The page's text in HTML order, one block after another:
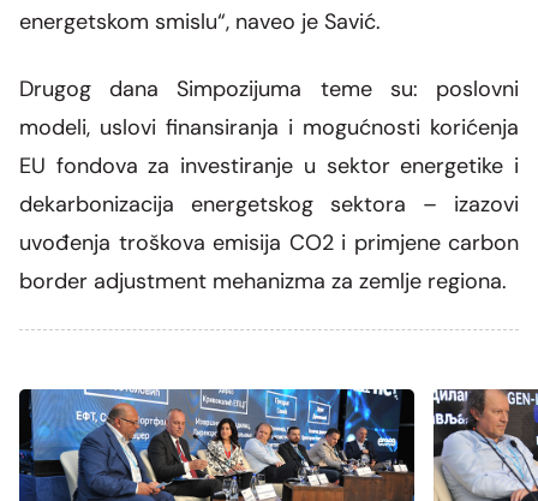
energetskom smislu“, naveo je Savić.
Drugog dana Simpozijuma teme su: poslovni
modeli, uslovi finansiranja i mogućnosti korićenja
EU fondova za investiranje u sektor energetike i
dekarbonizacija energetskog sektora – izazovi
uvođenja troškova emisija CO2i primjene carbon
border adjustment mehanizma za zemlje regiona.